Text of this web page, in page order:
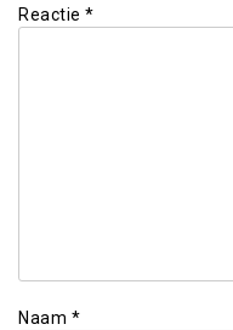
Reactie *
Naam *